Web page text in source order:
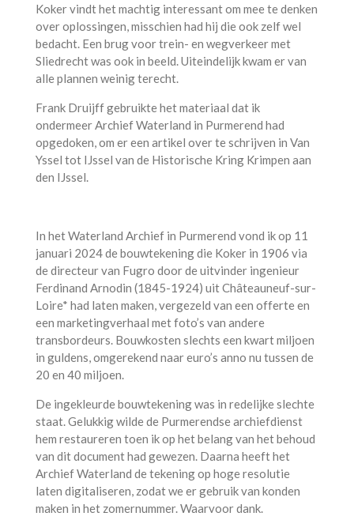
Koker vindt het machtig interessant om mee te denken
over oplossingen, misschien had hij die ook zelf wel
bedacht. Een brug voor trein- en wegverkeer met
Sliedrecht was ook in beeld. Uiteindelijk kwam er van
alle plannen weinig terecht.
Frank Druijff gebruikte het materiaal dat ik
ondermeer Archief Waterland in Purmerend had
opgedoken, om er een artikel over te schrijven in Van
Yssel tot IJssel van de Historische Kring Krimpen aan
den IJssel.
In het Waterland Archief in Purmerend vond ik op 11
januari 2024 de bouwtekening die Koker in 1906 via
de directeur van Fugro door de uitvinder ingenieur
Ferdinand Arnodin (1845-1924) uitChâteauneuf-sur-
Loire* had laten maken, vergezeld van een offerte en
een marketingverhaal met foto’s van andere
transbordeurs. Bouwkosten slechts een kwart miljoen
in guldens, omgerekend naar euro’s anno nu tussen de
20 en 40 miljoen.
De ingekleurde bouwtekening was in redelijke slechte
staat. Gelukkig wilde de Purmerendse archiefdienst
hem restaureren toen ik op het belang van het behoud
van dit document had gewezen. Daarna heeft het
Archief Waterland de tekening op hoge resolutie
laten digitaliseren, zodat we er gebruik van konden
maken in het zomernummer. Waarvoor dank.